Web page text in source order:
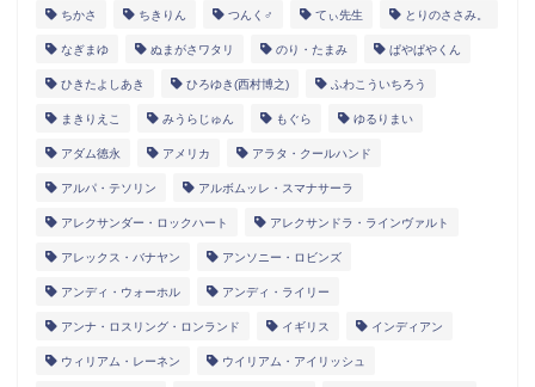
ちかさ ちきりん つんく♂ てぃ先生 とりのささみ。
なぎまゆ ぬまがさワタリ のり・たまみ ぱやぱやくん
ひきたよしあき ひろゆき(西村博之) ふわこういちろう
まきりえこ みうらじゅん もぐら ゆるりまい
アダム徳永 アメリカ アラタ・クールハンド
アルパ・テソリン アルボムッレ・スマナサーラ
アレクサンダー・ロックハート アレクサンドラ・ラインヴァルト
アレックス・バナヤン アンソニー・ロビンズ
アンディ・ウォーホル アンディ・ライリー
アンナ・ロスリング・ロンランド イギリス インディアン
ウィリアム・レーネン ウイリアム・アイリッシュ